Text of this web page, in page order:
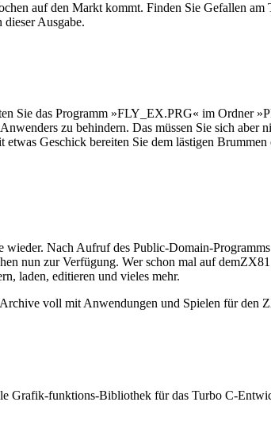
auf den Markt kommt. Finden Sie Gefallen am
Ausgabe.
Sie das Programm »FLY_EX.PRG« im Ordner
zu behindern. Das müssen Sie sich aber
Geschick bereiten Sie dem lästigen
Nach Aufruf des Public-Domain-
nun zur Verfügung. Wer schon mal auf
laden, editieren und vieles mehr.
voll mit Anwendungen und Spielen für den
Grafik-funktions-Bibliothek für das Turbo C-